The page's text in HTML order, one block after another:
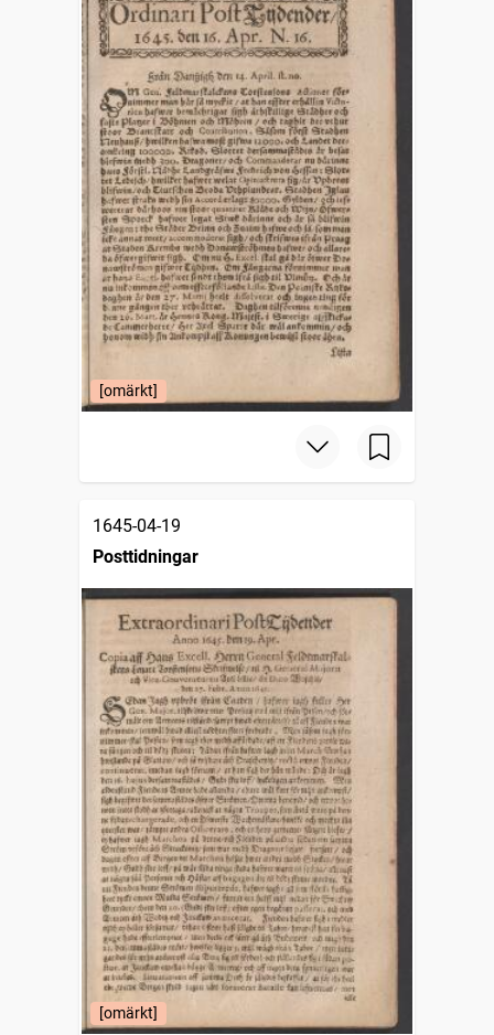
[omärkt]
1645-04-19
Posttidningar
[omärkt]